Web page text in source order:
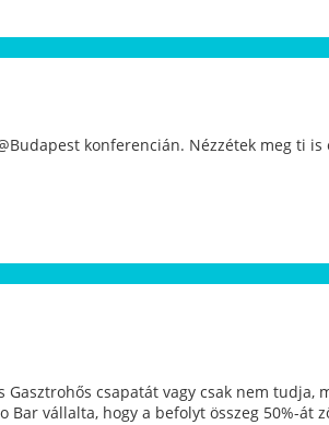
konferencián. Nézzétek meg ti
csapatát vagy csak nem tudja,
vállalta, hogy a befolyt összeg 50%-